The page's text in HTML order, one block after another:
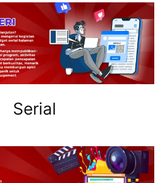
Serial